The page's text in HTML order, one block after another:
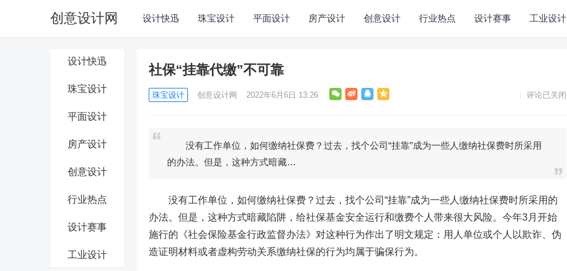
创意设计网 设计快迅 珠宝设计 平面设计 房产设计 创意设计 行业热点 设计赛事 工业设计
设计快迅
珠宝设计
平面设计
房产设计
创意设计
行业热点
设计赛事
工业设计
社保“挂靠代缴”不可靠
珠宝设计 创意设计网 2022年6月6日 13:26 评论已关闭
没有工作单位，如何缴纳社保费？过去，找个公司“挂靠”成为一些人缴纳社保费时所采用
的办法。但是，这种方式暗藏…
没有工作单位，如何缴纳社保费？过去，找个公司“挂靠”成为一些人缴纳社保费时所采用的
办法。但是，这种方式暗藏陷阱，给社保基金安全运行和缴费个人带来很大风险。今年3月开始
施行的《社会保险基金行政监督办法》对这种行为作出了明文规定：用人单位或个人以欺诈、伪
造证明材料或者虚构劳动关系缴纳社保的行为均属于骗保行为。